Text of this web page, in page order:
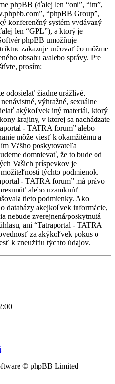
phpBB (ďalej len “oni”, “im”,
“phpBB Group”,
konferenčný systém vydávaný
len “GPL”), a ktorý je
phpBB umožňuje
zakazuje určovať čo môžme
obsahu a/alebo správy. Pre
prosím:
odosielať žiadne urážlivé,
výhražné, sexuálne
akýkoľvek iný materiál, ktorý
krajiny, v ktorej sa nachádzate
- TATRA forum” alebo
môže viesť k okamžitému a
Vášho poskytovateľa
domnievať, že to bude od
Vašich príspevkov je
týchto podmienok.
- TATRA forum” má právo
alebo uzamknúť
tieto podmienky. Ako
databázy akejkoľvek informácie,
nebude zverejnená/poskytnutá
ani “Tatraportal - TATRA
za akýkoľvek pokus o
k zneužitiu týchto údajov.
© phpBB Limited